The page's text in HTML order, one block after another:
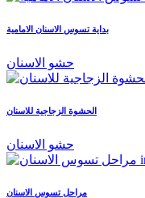
بداية تسوس الاسنان الامامية
حشو الاسنان
الحشوة الزجاجية للاسنان
حشو الاسنان
مراحل تسوس الاسنان